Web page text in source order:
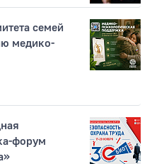
семей
медико-
форум